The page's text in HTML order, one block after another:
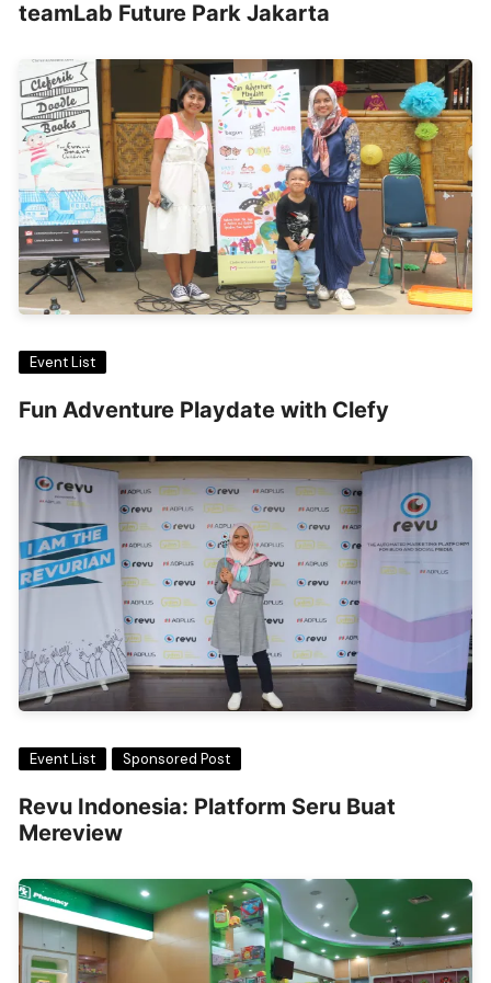
teamLab Future Park Jakarta
Event List
Fun Adventure Playdate with Clefy
Event List Sponsored Post
Revu Indonesia: Platform Seru Buat
Mereview